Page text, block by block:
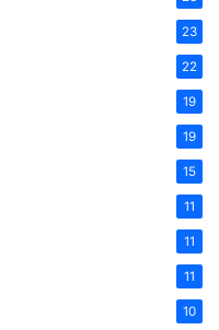
23
22
19
19
15
11
11
11
10